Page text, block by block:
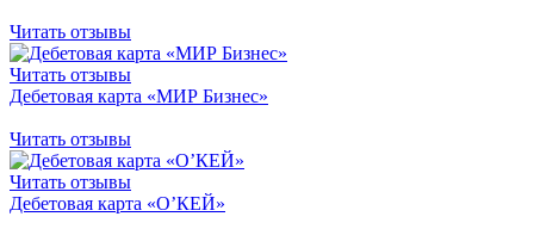
Читать отзывы
Читать отзывы
Дебетовая карта «МИР Бизнес»
Читать отзывы
Читать отзывы
Дебетовая карта «О’КЕЙ»